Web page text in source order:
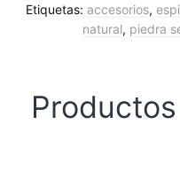
Etiquetas: accesorios,
natural, piedra